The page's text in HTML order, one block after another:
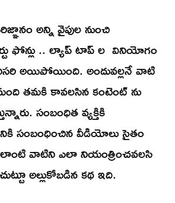
అన్ని వైపుల నుంచి
ఫోన్లు .. ల్యాప్ టాప్ ల వినియోగం
అయిపోయింది. అందువల్లనే వాటి
తమకి కావలసిన కంటెంట్ ను
సంబంధిత వ్యక్తికి
సంబంధించిన వీడియోలు సైతం
వాటిని ఎలా నియంత్రించవలసి
అల్లుకోబడిన కథ ఇది.